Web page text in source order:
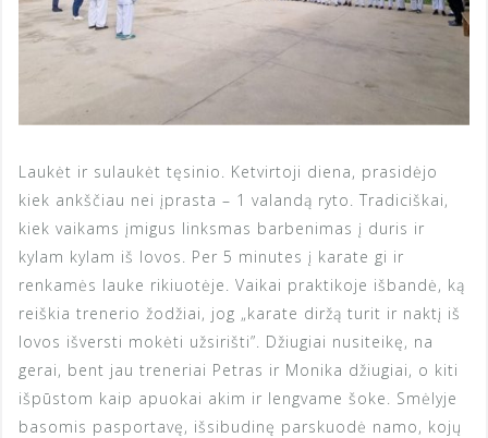
Laukėt ir sulaukėt tęsinio. Ketvirtoji diena, prasidėjo
kiek ankščiau nei įprasta – 1 valandą ryto. Tradiciškai,
kiek vaikams įmigus linksmas barbenimas į duris ir
kylam kylam iš lovos. Per 5 minutes į karate gi ir
renkamės lauke rikiuotėje. Vaikai praktikoje išbandė, ką
reiškia trenerio žodžiai, jog „karate diržą turit ir naktį iš
lovos išversti mokėti užsirišti”. Džiugiai nusiteikę, na
gerai, bent jau treneriai Petras ir Monika džiugiai, o kiti
išpūstom kaip apuokai akim ir lengvame šoke. Smėlyje
basomis pasportavę, išsibudinę parskuodė namo, kojų